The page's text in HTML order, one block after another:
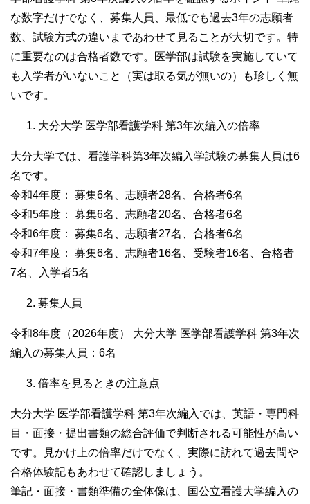
な数字だけでなく、募集人員、最低でも過去3年の志願者
数、試験方式の違いまであわせて見ることが大切です。特
に重要なのは合格者数です。医学部は試験を実施していて
も入学者がいないこと（実は取る気が無いの）も珍しく無
いです。
大分大学 医学部看護学科 第3年次編入の倍率
大分大学では、看護学科第3年次編入学試験の募集人員は6
名です。
令和4年度： 募集6名、志願者28名、合格者6名
令和5年度： 募集6名、志願者20名、合格者6名
令和6年度： 募集6名、志願者27名、合格者6名
令和7年度： 募集6名、志願者16名、受験者16名、合格者
7名、入学者5名
募集人員
令和8年度（2026年度） 大分大学 医学部看護学科 第3年次
編入の募集人員：6名
倍率を見るときの注意点
大分大学 医学部看護学科 第3年次編入では、英語・専門科
目・面接・提出書類の総合評価で判断される可能性が高い
です。見かけ上の倍率だけでなく、実際に訪れて過去問や
合格体験記もあわせて確認しましょう。
筆記・面接・書類準備の全体像は、国公立看護大学編入の